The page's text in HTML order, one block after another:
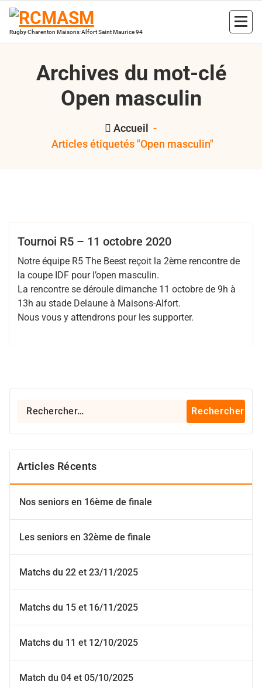
Aller
au
contenu
Rugby Charenton Maisons-Alfort Saint Maurice 94
Archives du mot-clé
Open masculin
Accueil
-
Articles étiquetés "Open masculin"
Club R5
Tournoi R5 – 11 octobre 2020
Notre équipe R5 The Beest reçoit la 2ème rencontre de
la coupe IDF pour l’open masculin.
La rencontre se déroule dimanche 11 octobre de 9h à
13h au stade Delaune à Maisons-Alfort.
Nous vous y attendrons pour les supporter.
Rechercher :
Articles Récents
Nos seniors en 16ème de finale
Les seniors en 32ème de finale
Matchs du 22 et 23/11/2025
Matchs du 15 et 16/11/2025
Matchs du 11 et 12/10/2025
Match du 04 et 05/10/2025